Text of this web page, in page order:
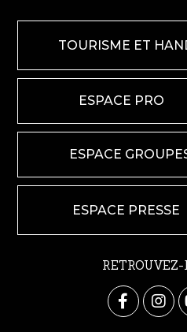
TOURISME ET
ESPACE PRO
ESPACE
ESPACE PRESSE